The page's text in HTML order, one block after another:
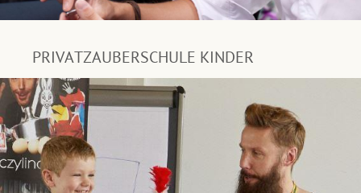
PRIVATZAUBERSCHULE KINDER